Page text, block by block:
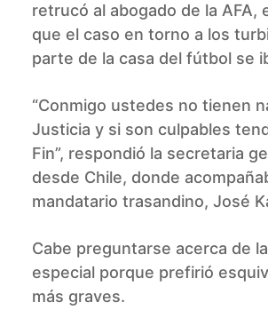
retrucó al abogado de la AFA,
que el caso en torno a los
parte de la casa del fútbol se
“Conmigo ustedes no tienen
Justicia y si son culpables
Fin”, respondió la secretaria
desde Chile, donde
mandatario trasandino, José
Cabe preguntarse acerca de
especial porque prefirió
más graves.